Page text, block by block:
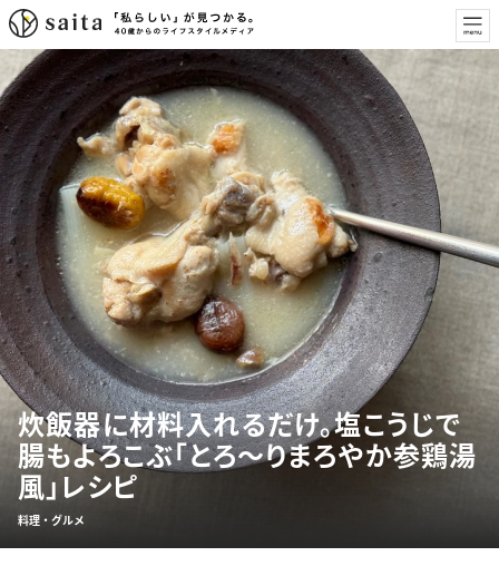
炊飯器に材料入れるだけ。塩こうじで
腸もよろこぶ「とろ～りまろやか参鶏湯
風」レシピ
料理・グルメ